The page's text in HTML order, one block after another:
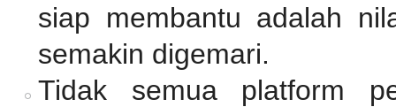
siap membantu adalah
semakin digemari.
Tidak semua platform